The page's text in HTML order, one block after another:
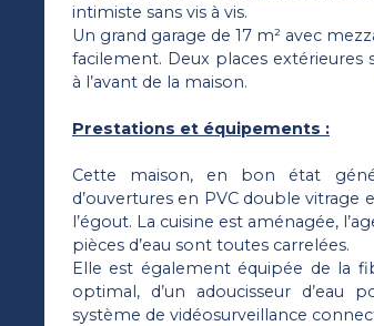
intimiste sans vis à vis.
Un grand garage de 17 m² avec
facilement. Deux places
à l’avant de la maison.
Prestations et équipements :
Cette maison, en bon état
d’ouvertures en PVC double vitrage
l’égout. La cuisine est aménagée,
pièces d’eau sont toutes carrelées.
Elle est également équipée de la
optimal, d’un adoucisseur d’eau
système de vidéosurveillance